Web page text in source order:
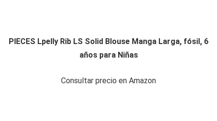
PIECES Lpelly Rib LS Solid Blouse Manga Larga, fósil, 6
años para Niñas
Consultar precio en Amazon